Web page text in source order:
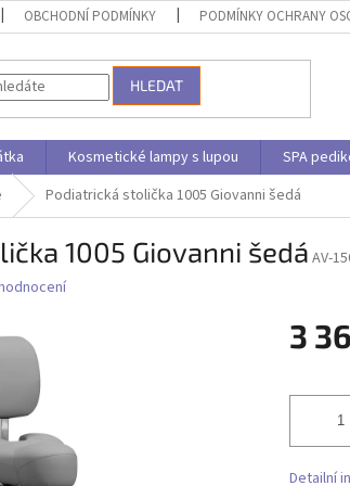
OBCHODNÍ PODMÍNKY PODMÍNKY OCHRANY
HLEDAT
Kosmetické lampy s lupou SPA
Podiatrická stolička 1005 Giovanni šedá
1005 Giovanni šedá AV-
3
cena:
Detailní